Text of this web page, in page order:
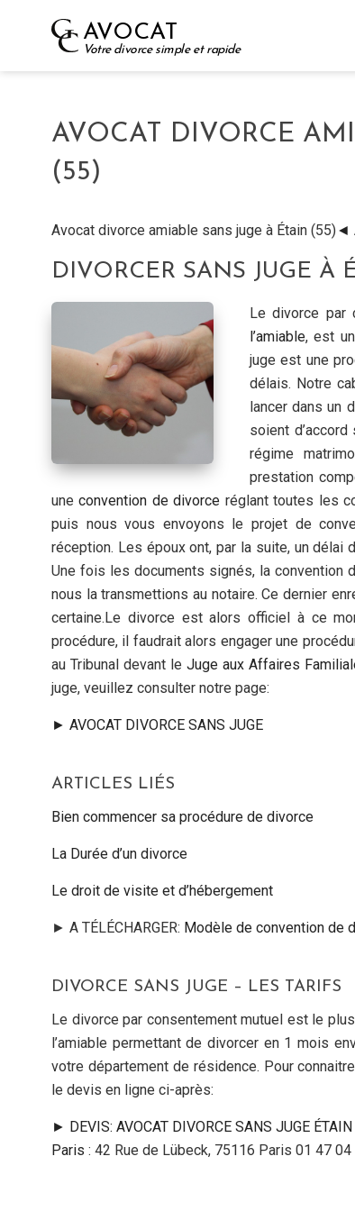
AVOCAT
Votre divorce simple et rapide
AVOCAT DIVORCE
(55)
Avocat divorce amiable sans juge à Étain (55)◄
DIVORCER SANS JUGE À
Le divorce par
l’amiable, est
juge est une
délais. Notre
lancer dans un
soient
régime
prestation
uneconvention de divorce réglant toutes les
puis nous vous envoyons le projet de
réception. Les époux ont, par la suite, un délai
Une fois les documents signés, la convention
nous la transmettions au notaire. Ce dernier
certaine.Le divorce est alors officiel à ce
procédure, il faudrait alors engager une
au Tribunal devant le Juge aux Affaires
juge, veuillez consulter notre page:
► AVOCAT DIVORCE SANS JUGE
ARTICLES LIÉS
Bien commencer sa procédure de divorce
La Durée d’un divorce
Le droit de visite et d’hébergement
► A TÉLÉCHARGER: Modèle de convention de
DIVORCE SANS JUGE – LES TARIFS
Le divorce par consentement mutuel est le
l’amiable permettant de divorcer en 1 mois
votre département de résidence. Pour
le devis en ligne ci-après:
► DEVIS: AVOCAT DIVORCE SANS JUGE ÉTAIN
Paris : 42 Rue de Lübeck, 75116 Paris 01 47